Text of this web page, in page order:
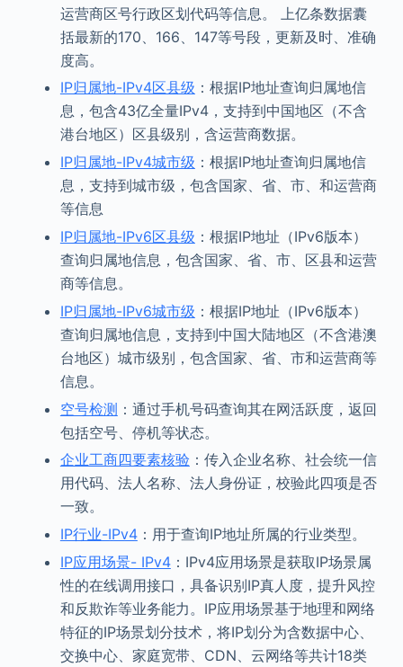
运营商区号行政区划代码等信息。 上亿条数据囊
括最新的170、166、147等号段，更新及时、准确
度高。
IP归属地-IPv4区县级 ：根据IP地址查询归属地信
息，包含43亿全量IPv4，支持到中国地区（不含
港台地区）区县级别，含运营商数据。
IP归属地-IPv4城市级 ：根据IP地址查询归属地信
息，支持到城市级，包含国家、省、市、和运营商
等信息
IP归属地-IPv6区县级 ：根据IP地址（IPv6版本）
查询归属地信息，包含国家、省、市、区县和运营
商等信息。
IP归属地-IPv6城市级 ：根据IP地址（IPv6版本）
查询归属地信息，支持到中国大陆地区（不含港澳
台地区）城市级别，包含国家、省、市和运营商等
信息。
空号检测 ：通过手机号码查询其在网活跃度，返回
包括空号、停机等状态。
企业工商四要素核验：传入企业名称、社会统一信
用代码、法人名称、法人身份证，校验此四项是否
一致。
IP行业-IPv4：用于查询IP地址所属的行业类型。
IP应用场景- IPv4：IPv4应用场景是获取IP场景属
性的在线调用接口，具备识别IP真人度，提升风控
和反欺诈等业务能力。IP应用场景基于地理和网络
特征的IP场景划分技术，将IP划分为含数据中心、
交换中心、家庭宽带、CDN、云网络等共计18类